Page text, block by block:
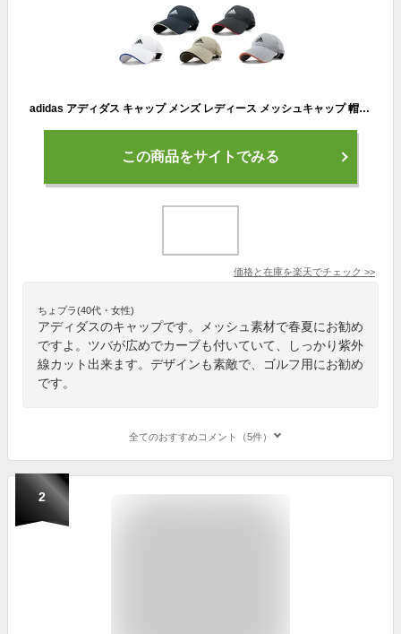
adidas アディダス キャップ メンズ レディース メッシュキャップ 帽子 ADM LITE GOLF ゴルフ ブランド 人気 トレンド アウトドア ウォーキング ハイキング 春夏 父の日 贈り物 プレゼント
この商品をサイトでみる
価格と在庫を楽天でチェック >>
ちょプラ(40代・女性)
アディダスのキャップです。メッシュ素材で春夏にお勧め
ですよ。ツバが広めでカーブも付いていて、しっかり紫外
線カット出来ます。デザインも素敵で、ゴルフ用にお勧め
です。
全てのおすすめコメント（5件）
2